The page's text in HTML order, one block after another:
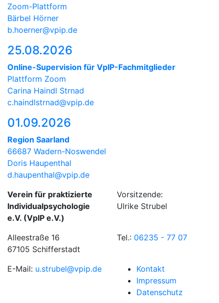
Zoom-Plattform
Bärbel Hörner
b.hoerner@vpip.de
25.08.2026
Online-Supervision für VpIP-Fachmitglieder
Plattform Zoom
Carina Haindl Strnad
c.haindlstrnad@vpip.de
01.09.2026
Region Saarland
66687 Wadern-Noswendel
Doris Haupenthal
d.haupenthal@vpip.de
Verein für praktizierte
Individualpsychologie
e.V. (VpIP e.V.)
Vorsitzende:
Ulrike Strubel
Alleestraße 16
67105 Schifferstadt
Tel.: 06235 - 77 07
E-Mail: u.strubel@vpip.de
Kontakt
Impressum
Datenschutz